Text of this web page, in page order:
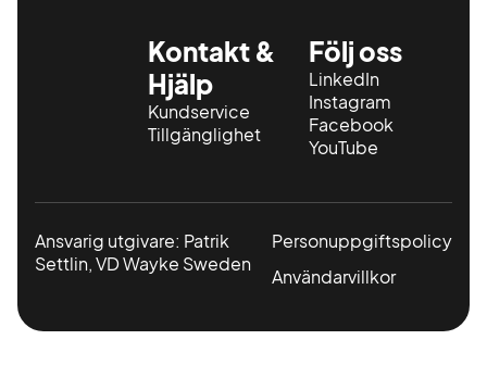
Kontakt &
Hjälp
Kundservice
Tillgänglighet
Följ oss
LinkedIn
Instagram
Facebook
YouTube
Ansvarig utgivare: Patrik
Settlin, VD Wayke Sweden
Personuppgiftspolicy
Användarvillkor